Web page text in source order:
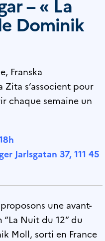
– « La
Dominik
Franska
s’associent pour
chaque semaine un
Jarlsgatan 37, 111 45
une avant-
Nuit du 12” du
Moll, sorti en France